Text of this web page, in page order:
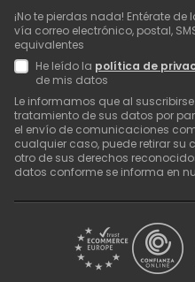
¡No te pierdas nada! Entérate
vía correo electrónico, postal,
equivalentes
He leído la política de
de mis datos
Le informamos que al
tratamiento de sus datos por
el envío de comunicaciones
cualquier caso, puede retirar su
otro de sus derechos
datos conforme se informa en